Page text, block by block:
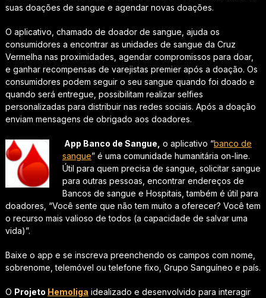
suas doações de sangue e agendar novas doações.
O aplicativo, chamado de doador de sangue, ajuda os
consumidores a encontrar as unidades de sangue da Cruz
Vermelha nas proximidades, agendar compromissos para doar,
e ganhar recompensas de varejistas premier após a doação. Os
consumidores podem seguir o seu sangue quando foi doado e
quando será entregue, possibilitam realizar selfies
personalizadas para distribuir nas redes sociais. Após a doação
enviam mensagens de obrigado aos doadores.
App Banco de Sangue, o aplicativo “banco de
sangue” é uma comunidade humanitária on-line.
Útil para quem precisa de sangue, solicitar sangue
para outras pessoas, encontrar endereços de
Bancos de sangue e Hospitais, também é útil para
doadores, “Você sente que não tem muito a oferecer? Você tem
o recurso mais valioso de todos (a capacidade de salvar uma
vida)”.
Baixe o app e se inscreva preenchendo os campos com nome,
sobrenome, telemóvel ou telefone fixo, Grupo Sanguíneo e país.
O Projeto Hemoliga idealizado e desenvolvido para interagir